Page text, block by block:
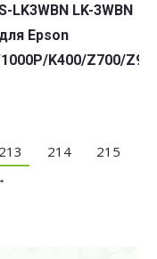
LK-3WBN
Epson
K400/Z700/
213 214
215